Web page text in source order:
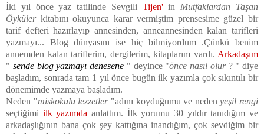
İki yıl önce yaz tatilinde Sevgili Tijen'in Mutfaklardan Taşan
Öyküler kitabını okuyunca karar vermiştim prensesime güzel bir
tarif defteri hazırlayıp annesinden, anneannesinden kalan tarifleri
yazmayı... Blog dünyasını ise hiç bilmiyordum .Çünkü benim
annemden kalan tariflerim, dergilerim, kitaplarım vardı. Arkadaşım
" sende blog yazmayı denesene " deyince "önce nasıl olur? " diye
başladım, sonrada tam 1 yıl önce bugün ilk yazımla çok sıkıntılı bir
dönemimde yazmaya başladım.
Neden "miskokulu lezzetler"adını koyduğumu ve nedenyeşil rengi
seçtiğimi ilk yazımda anlattım. İlk yorumu 30 yıldır tanıdığım ve
arkadaşlığının bana çok şey kattığına inandığım, çok sevdiğim bir